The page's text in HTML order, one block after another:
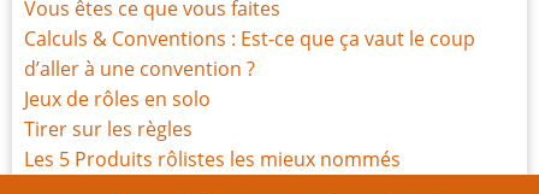
Vous êtes ce que vous faites
Calculs & Conventions : Est-ce que ça vaut le coup
d’aller à une convention ?
Jeux de rôles en solo
Tirer sur les règles
Les 5 Produits rôlistes les mieux nommés